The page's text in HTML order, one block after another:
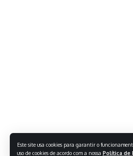
Este site usa cookies para garantir o
uso de cookies de acordo com a nossa Política de